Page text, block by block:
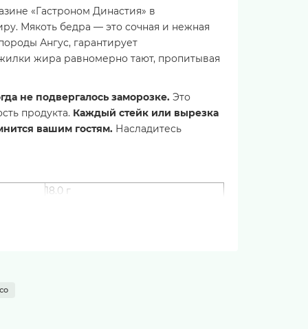
«Гастроном Династия» в
Мякоть бедра — это сочная и нежная
Ангус, гарантирует
жира равномерно тают, пропитывая
не подвергалось заморозке. Это
продукта. Каждый стейк или вырезка
вашим гостям. Насладитесь
18.0 г